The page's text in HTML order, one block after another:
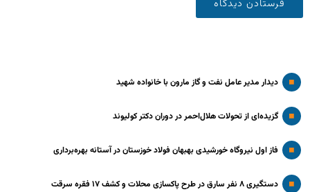
دیدار مدیر عامل نفت و گاز مارون با خانواده شهید
گزیده‌ای از تحولات هلال‌احمر در دوران دکتر کولیوند
فاز اول نیروگاه خورشیدی بهبهان فولاد خوزستان در آستانه بهره‌برداری
دستگیری ۸ نفر سارق در طرح پاکسازی محلات و کشف ۱۷ فقره سرقت